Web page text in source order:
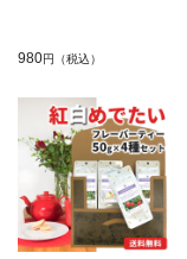
980円（税込）